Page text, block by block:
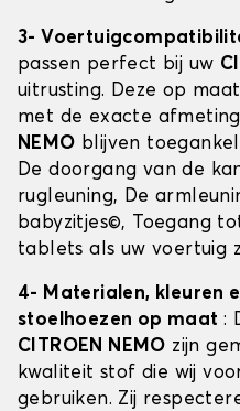
3-
passen perfect bij uw
uitrusting. Deze op
met de exacte
NEMO blijven
De doorgang van de
rugleuning, De
babyzitjes©, Toegang
tablets als uw voertuig
4- Materialen, kleuren
stoelhoezen op maat :
CITROEN NEMO zijn
kwaliteit stof die wij
gebruiken. Zij